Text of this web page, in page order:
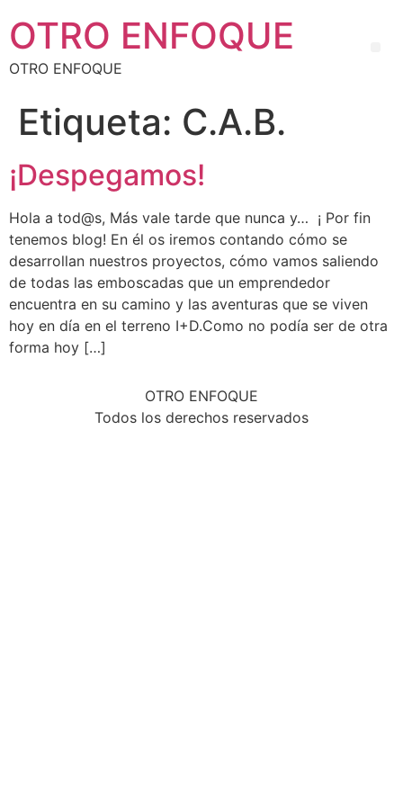
OTRO ENFOQUE
OTRO ENFOQUE
Etiqueta: C.A.B.
¡Despegamos!
Hola a tod@s, Más vale tarde que nunca y… ¡ Por fin
tenemos blog! En él os iremos contando cómo se
desarrollan nuestros proyectos, cómo vamos saliendo
de todas las emboscadas que un emprendedor
encuentra en su camino y las aventuras que se viven
hoy en día en el terreno I+D.Como no podía ser de otra
forma hoy […]
OTRO ENFOQUE
Todos los derechos reservados